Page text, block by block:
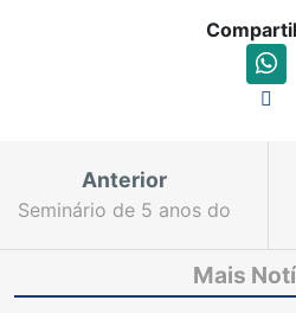
Anterior
Seminário de 5 anos do
Primeira Infância terá
participação da Justiça
Mais